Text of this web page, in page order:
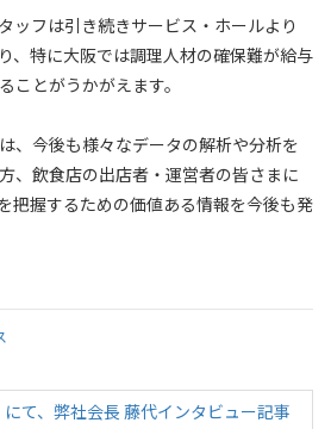
ッフは引き続きサービス・ホールより
、特に大阪では調理人材の確保難が給与
ことがうかがえます。
、今後も様々なデータの解析や分析を
、飲食店の出店者・運営者の皆さまに
把握するための価値ある情報を今後も発
にて、弊社会長 藤代インタビュー記事